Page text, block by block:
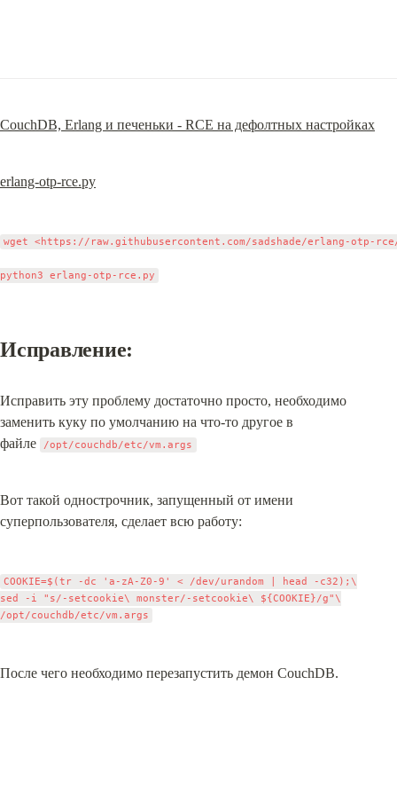
CouchDB, Erlang и печеньки - RCE на дефолтных настройках
erlang-otp-rce.py
wget <https://raw.githubusercontent.com/sadshade/erlang-otp-
Исправление:
Исправить эту проблему достаточно просто, необходимо
заменить куку по умолчанию на что-то другое в
файле
/opt/couchdb/etc/vm.args
Вот такой однострочник, запущенный от имени
суперпользователя, сделает всю работу:
COOKIE=$(tr -dc 'a-zA-Z0-9' < /dev/urandom | head -c32);\
sed -i "s/-setcookie\ monster/-setcookie\ ${COOKIE}/g"\
После чего необходимо перезапустить демон CouchDB.